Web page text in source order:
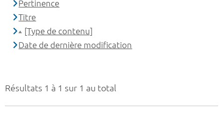
Résultats 1 à 1 sur 1 au total
Pertinence
Titre
[Type de contenu]
Date de dernière modification